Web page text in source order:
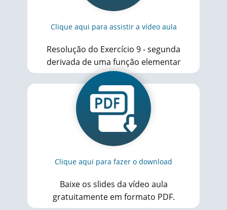
Clique aqui para assistir a vídeo aula
Resolução do Exercício 9 - segunda
derivada de uma função elementar
Clique aqui para fazer o download
Baixe os slides da vídeo aula
gratuitamente em formato PDF.